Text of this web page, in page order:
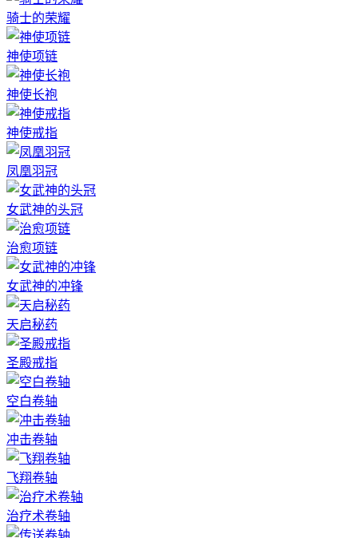
骑士的荣耀
神使项链
神使长袍
神使戒指
凤凰羽冠
女武神的头冠
治愈项链
女武神的冲锋
天启秘药
圣殿戒指
空白卷轴
冲击卷轴
飞翔卷轴
治疗术卷轴